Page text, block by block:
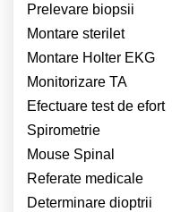
Prelevare biopsii
Montare sterilet
Montare Holter EKG
Monitorizare TA
Efectuare test de efort
Spirometrie
Mouse Spinal
Referate medicale
Determinare dioptrii